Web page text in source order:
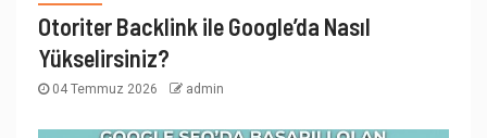
Otoriter Backlink ile Google’da Nasıl
Yükselirsiniz?
04 Temmuz 2026 admin